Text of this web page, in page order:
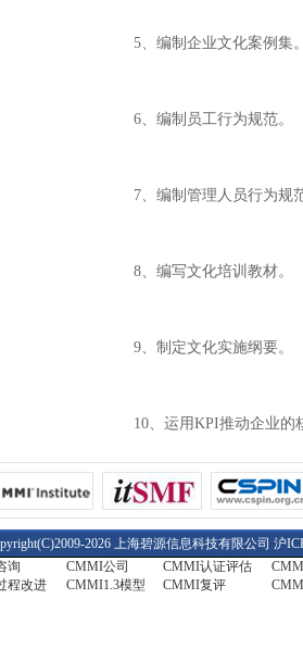
5、编制企业文化案例集
6、编制员工行为规范。
7、编制管理人员行为规
8、编写文化培训教材。
9、制定文化实施纲要。
10、运用KPI推动企业的
2026 上海碧源信息科技有限公司 沪
询 CMMI公司 CMMI认证评估
程改进 CMMI1.3模型 CMMI复评